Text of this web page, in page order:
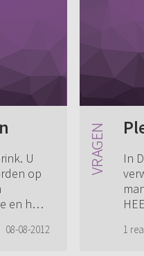
U
op
en het
08-08-2012
In
zij...
1